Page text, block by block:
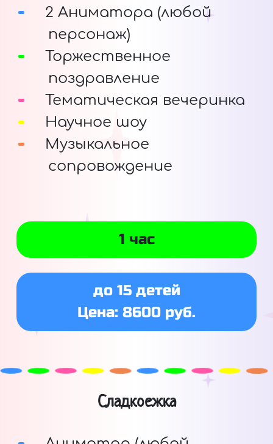
2 Аниматора (любой
персонаж)
Торжественное
поздравление
Тематическая вечеринка
Научное шоу
Музыкальное
сопровождение
1 час
до 15 детей
Цена: 8600 руб.
Сладкоежка